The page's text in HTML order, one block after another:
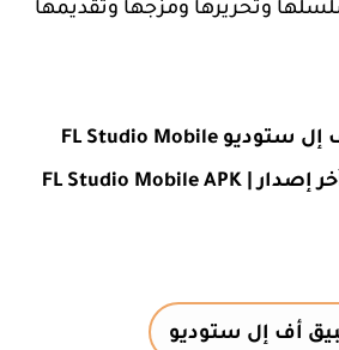
وتحريرها ومزجها وتقديمها
تنزيل تطبيق أف إل ستوديو FL Studio Mobile
أف إل ستوديو